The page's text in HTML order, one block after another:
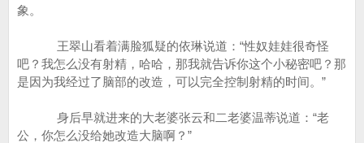
象。
王翠山看着满脸狐疑的依琳说道：“性奴娃娃很奇怪
吧？我怎么没有射精，哈哈，那我就告诉你这个小秘密吧？那
是因为我经过了脑部的改造，可以完全控制射精的时间。”
身后早就进来的大老婆张云和二老婆温蒂说道：“老
公，你怎么没给她改造大脑啊？”